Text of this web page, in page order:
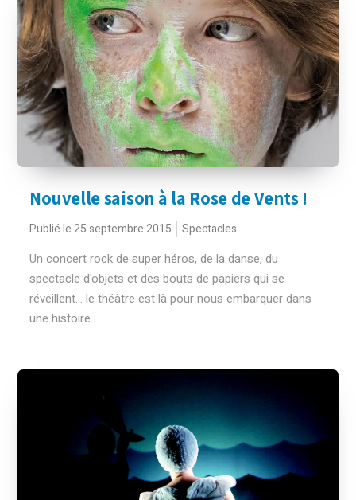
Nouvelle saison à la Rose de Vents !
Publié le 25 septembre 2015 Spectacles
Un concert rock de super héros, de la danse, du
spectacle d'objets et des bouts de papiers qui se
réveillent... le théâtre est là pour nous embarquer dans
une histoire...